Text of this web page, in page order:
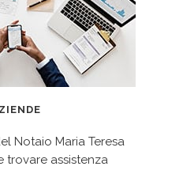
Notaio Maria Teresa
trovare assistenza